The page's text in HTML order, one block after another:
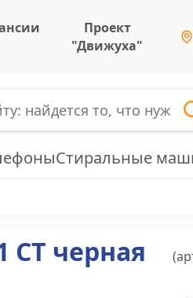
Проект
"Движуха"
Стиральные
СТ черная